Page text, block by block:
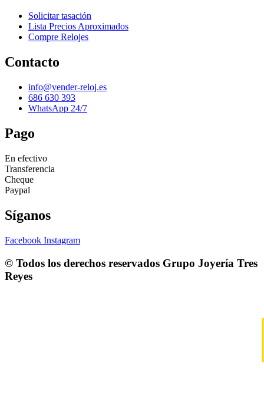
Solicitar tasación
Lista Precios Aproximados
Compre Relojes
Contacto
info@vender-reloj.es
686 630 393
WhatsApp 24/7
Pago
En efectivo
Transferencia
Cheque
Paypal
Síganos
Facebook Instagram
© Todos los derechos reservados Grupo Joyería Tres
Reyes